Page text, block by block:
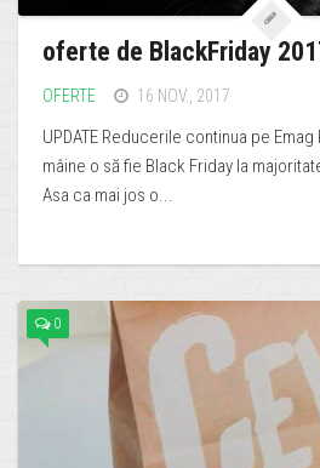
oferte de BlackFriday
OFERTE 16 NOV., 2017
UPDATE Reducerile continua pe
mâine o să fie Black Friday la
Asa ca mai jos o...
0